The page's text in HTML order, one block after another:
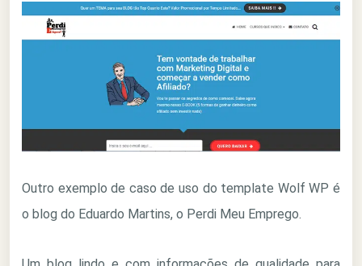
Outro exemplo de caso de uso do template Wolf WP é
o blog do Eduardo Martins, o Perdi Meu Emprego.